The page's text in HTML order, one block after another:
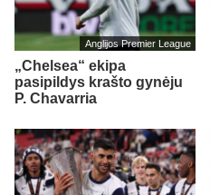
Anglijos Premier League
„Chelsea“ ekipa
pasipildys krašto gynėju
P. Chavarria